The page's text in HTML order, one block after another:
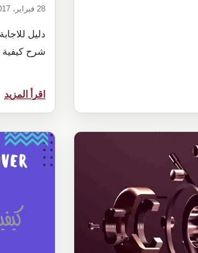
28 فبراير، 2017
دليل
شرح كيفية
اقرأ المزيد
: